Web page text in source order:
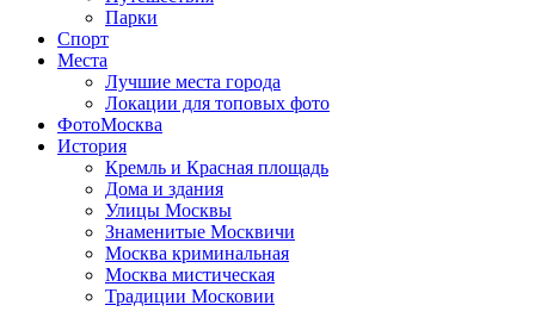
Парки
Спорт
Места
Лучшие места города
Локации для топовых фото
ФотоМосква
История
Кремль и Красная площадь
Дома и здания
Улицы Москвы
Знаменитые Москвичи
Москва криминальная
Москва мистическая
Традиции Московии